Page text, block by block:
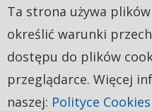
Ta strona używa
określić warunki
dostępu do plików
przeglądarce. Więcej
naszej: Polityce Cookies